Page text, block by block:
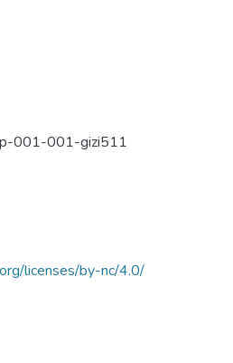
001-001-gizi511
licenses/by-nc/4.0/